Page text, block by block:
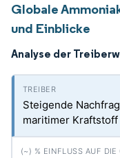
Globale
und Einblicke
Analyse der
Steigende
maritimer Kraftstoff